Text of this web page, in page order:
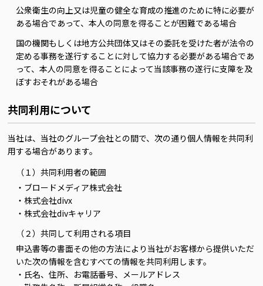
公衆衛生の向上又は児童の健全な育成の推進のために特に必要が
ある場合であって、本人の同意を得ることが困難である場合
国の機関もしくは地方公共団体又はその委託を受けた者が法令の
定める事務を遂行することに対して協力する必要がある場合であ
って、本人の同意を得ることによって当該事務の遂行に支障を及
ぼすおそれがある場合
共同利用について
当社は、当社のグループ会社との間で、次の通り個人情報を共同利
用する場合があります。
（１）共同利用者の範囲
・ブロードメディア株式会社
・株式会社divx
・株式会社divキャリア
（２）共同して利用される項目
申込書等の書面その他の方法により当社がお客様から提供いただ
いた次の情報を含むすべての情報を共同利用します。
・氏名、住所、お電話番号、メールアドレス